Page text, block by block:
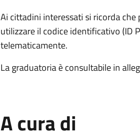
Ai cittadini interessati si ricorda
utilizzare il codice identificativo (ID
telematicamente.
La graduatoria è consultabile in
A cura di